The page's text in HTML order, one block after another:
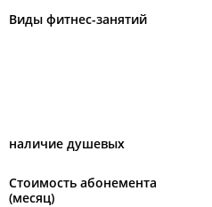
Виды фитнес-занятий
наличие душевых
Стоимость абонемента
(месяц)